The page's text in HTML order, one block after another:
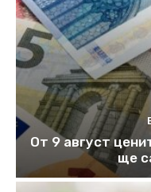
От 9 август
ще